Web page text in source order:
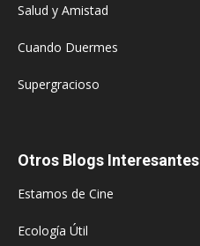
Salud y Amistad
Cuando Duermes
Supergracioso
Otros Blogs Interesantes
Estamos de Cine
Ecología Útil